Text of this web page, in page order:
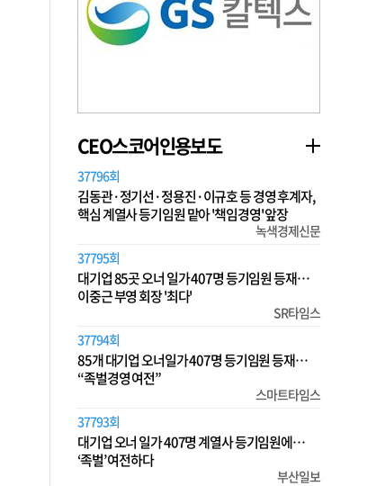
CEO스코어인용보도
37796회
김동관·정기선·정용진·이규호 등 경영 후계자,
핵심 계열사 등기임원 맡아 '책임경영' 앞장
녹색경제신문
37795회
대기업 85곳 오너 일가 407명 등기임원 등재…
이중근 부영 회장 '최다'
SR타임스
37794회
85개 대기업 오너일가 407명 등기임원 등재…
“족벌경영 여전”
스마트타임스
37793회
대기업 오너 일가 407명 계열사 등기임원에…
‘족벌’ 여전하다
부산일보